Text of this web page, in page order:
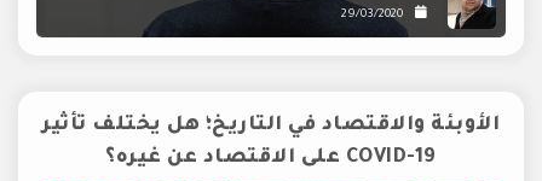
29/03/2020
الأوبئة والاقتصاد في التاريخ؛ هل يختلف تأثير
COVID-19 على الاقتصاد عن غيره؟